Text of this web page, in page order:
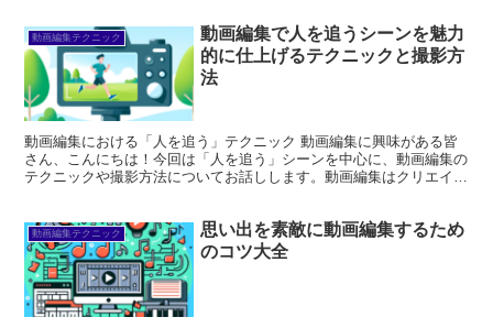
動画編集テクニック
動画編集で人を追うシーンを魅力
的に仕上げるテクニックと撮影方
法
動画編集における「人を追う」テクニック 動画編集に興味がある皆
さん、こんにちは！今回は「人を追う」シーンを中心に、動画編集の
テクニックや撮影方法についてお話しします。動画編集はクリエイテ
動画編集テクニック
思い出を素敵に動画編集するため
のコツ大全